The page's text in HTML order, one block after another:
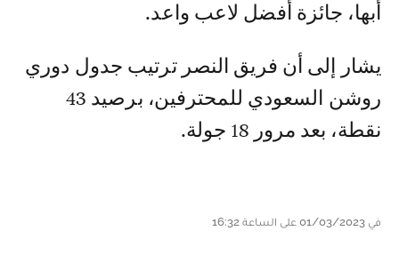
أبها، جائزة أفضل لاعب واعد.
يشار إلى أن فريق النصر ترتيب جدول دوري
روشن السعودي للمحترفين، برصيد 43
نقطة، بعد مرور 18 جولة.
في 01/03/2023 على الساعة 16:32